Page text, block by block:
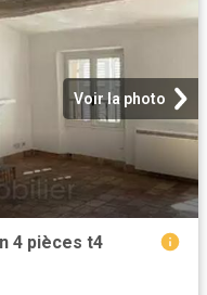
Voir la photo
4 pièces t4